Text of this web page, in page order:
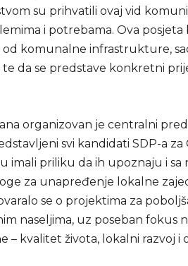
su prihvatili ovaj vid
i potrebama. Ova posjeta
komunalne infrastrukture,
da se predstave konkretni
organizovan je centralni
svi kandidati SDP-a za
imali priliku da ih upoznaju i sa
za unapređenje lokalne
se o projektima za
naseljima, uz poseban fokus
– kvalitet života, lokalni razvoj i